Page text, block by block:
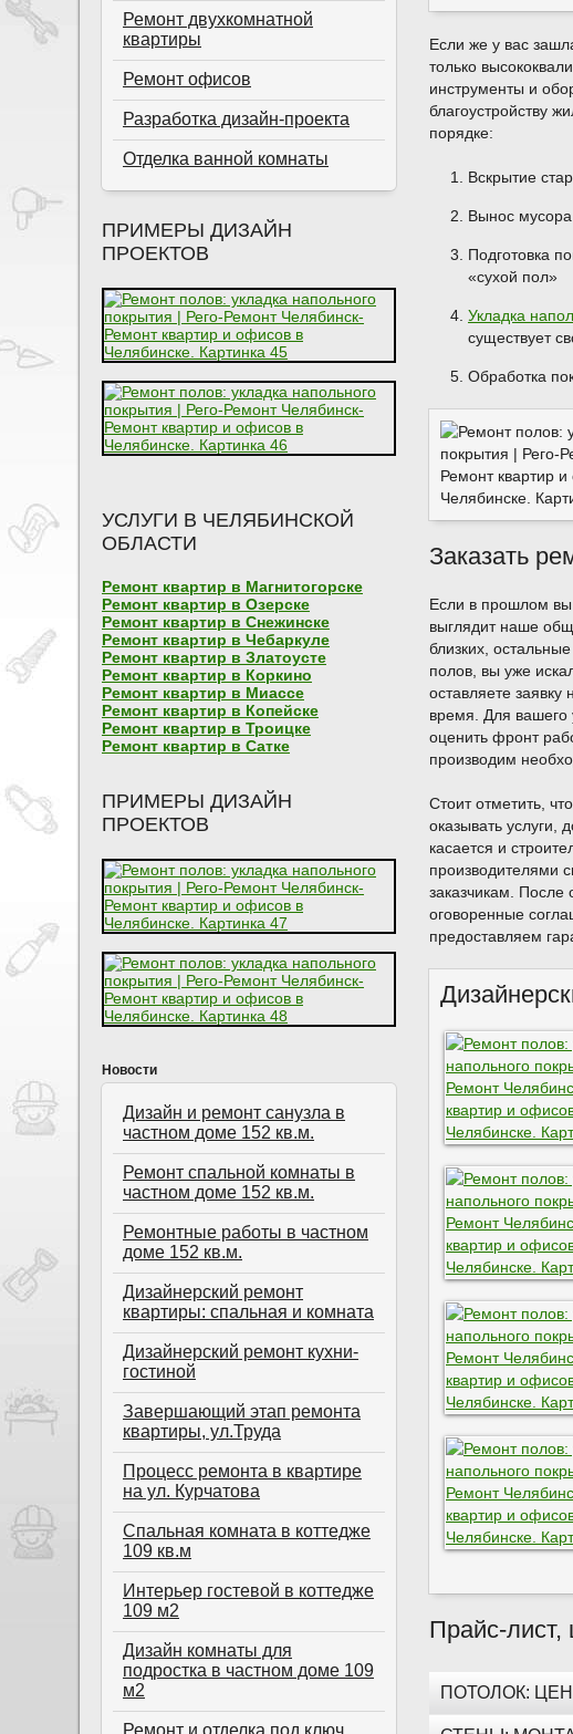
Если же у вас
только
инструменты и
благоустройству
порядке:
Вскрытие
Вынос мусора
Подготовка
«сухой пол»
Укладка
существует
Обработка
Заказать
Если в прошлом вы
выглядит наше
близких,
полов, вы уже
оставляете
время. Для вашего
оценить фронт
производим
Стоит отметить,
оказывать услуги,
касается и
производителями
заказчикам.
оговоренные
предоставляем
Прайс-
ПОТОЛОК:
Ремонт двухкомнатной
квартиры
Ремонт офисов
Разработка дизайн-проекта
Отделка ванной комнаты
ПРИМЕРЫ ДИЗАЙН
ПРОЕКТОВ
УСЛУГИ В ЧЕЛЯБИНСКОЙ
ОБЛАСТИ
Ремонт квартир в Магнитогорске
Ремонт квартир в Озерске
Ремонт квартир в Снежинске
Ремонт квартир в Чебаркуле
Ремонт квартир в Златоусте
Ремонт квартир в Коркино
Ремонт квартир в Миассе
Ремонт квартир в Копейске
Ремонт квартир в Троицке
Ремонт квартир в Сатке
ПРИМЕРЫ ДИЗАЙН
ПРОЕКТОВ
Новости
Дизайн и ремонт санузла в
частном доме 152 кв.м.
Ремонт спальной комнаты в
частном доме 152 кв.м.
Ремонтные работы в частном
доме 152 кв.м.
Дизайнерский ремонт
квартиры: спальная и комната
Дизайнерский ремонт кухни-
гостиной
Завершающий этап ремонта
квартиры, ул.Труда
Процесс ремонта в квартире
на ул. Курчатова
Спальная комната в коттедже
109 кв.м
Интерьер гостевой в коттедже
109 м2
Дизайн комнаты для
подростка в частном доме 109
м2
Ремонт и отделка под ключ